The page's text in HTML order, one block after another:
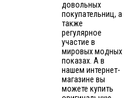
довольных
покупательниц, а
также
регулярное
участие в
мировых модных
показах. А в
нашем интернет-
магазине вы
можете купить